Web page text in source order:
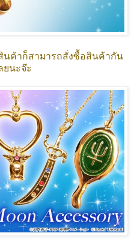
นค้าก็สามารถสั่งซื้อสินค้ากัน
ยนะจ๊ะ